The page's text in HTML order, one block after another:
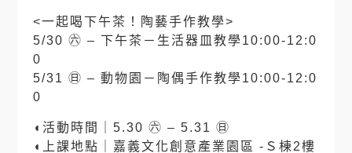
<一起喝下午茶！陶藝手作教學>
5/30 ㊅ – 下午茶－生活器皿教學10:00-12:0
0
5/31 ㊐ – 動物園－陶偶手作教學10:00-12:0
0
◖活動時間｜5.30 ㊅ – 5.31 ㊐
◖上課地點｜嘉義文化創意產業園區 -Ｓ棟2樓